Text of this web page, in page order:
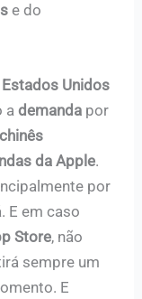
e do
Estados Unidos
ademanda por
da Apple.
por
E em caso
Store, não
sempre um
E